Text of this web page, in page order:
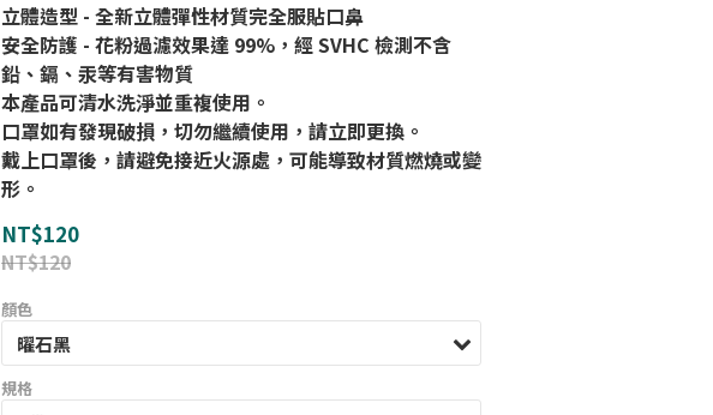
立體造型 - 全新立體彈性材質完全服貼口鼻
安全防護 - 花粉過濾效果達 99%，經 SVHC 檢測不含
鉛、鎘、汞等有害物質
本產品可清水洗淨並重複使用。
口罩如有發現破損，切勿繼續使用，請立即更換。
戴上口罩後，請避免接近火源處，可能導致材質燃燒或變
形。
NT$120
NT$120
顏色
規格